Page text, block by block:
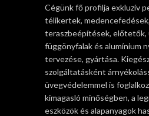
Cégünk fő profilja exkluzív
télikertek, medencefedések,
teraszbeépítések, előtetők,
függönyfalak és alumínium
tervezése, gyártása.
szolgáltatásként
üvegvédelemmel is
kimagasló minőségben, a
eszközök és alapanyagok